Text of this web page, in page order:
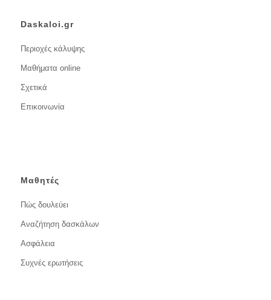
Daskaloi.gr
Περιοχές κάλυψης
Μαθήματα online
Σχετικά
Επικοινωνία
Μαθητές
Πώς δουλεύει
Αναζήτηση δασκάλων
Ασφάλεια
Συχνές ερωτήσεις